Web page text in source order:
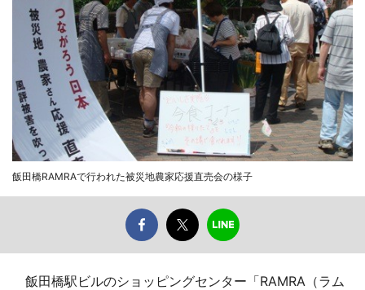
飯田橋RAMRAで行われた被災地農家応援直売会の様子
飯田橋駅ビルのショッピングセンター「RAMRA（ラム